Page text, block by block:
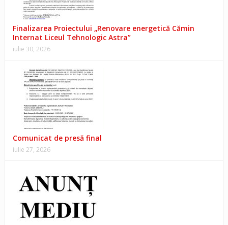
Finalizarea Proiectului „Renovare energetică Cămin
Internat Liceul Tehnologic Astra”
iulie 30, 2026
Comunicat de presă final
iulie 27, 2026